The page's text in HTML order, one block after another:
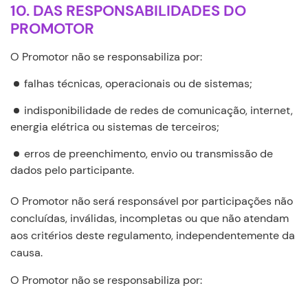
10. DAS RESPONSABILIDADES DO
PROMOTOR
O Promotor não se responsabiliza por:
falhas técnicas, operacionais ou de sistemas;
indisponibilidade de redes de comunicação, internet,
energia elétrica ou sistemas de terceiros;
erros de preenchimento, envio ou transmissão de
dados pelo participante.
O Promotor não será responsável por participações não
concluídas, inválidas, incompletas ou que não atendam
aos critérios deste regulamento, independentemente da
causa.
O Promotor não se responsabiliza por: